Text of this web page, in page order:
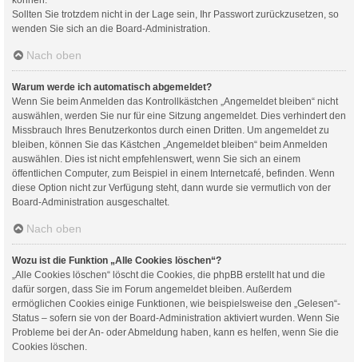
Sollten Sie trotzdem nicht in der Lage sein, Ihr Passwort zurückzusetzen, so
wenden Sie sich an die Board-Administration.
Nach oben
Warum werde ich automatisch abgemeldet?
Wenn Sie beim Anmelden das Kontrollkästchen „Angemeldet bleiben“ nicht
auswählen, werden Sie nur für eine Sitzung angemeldet. Dies verhindert den
Missbrauch Ihres Benutzerkontos durch einen Dritten. Um angemeldet zu
bleiben, können Sie das Kästchen „Angemeldet bleiben“ beim Anmelden
auswählen. Dies ist nicht empfehlenswert, wenn Sie sich an einem
öffentlichen Computer, zum Beispiel in einem Internetcafé, befinden. Wenn
diese Option nicht zur Verfügung steht, dann wurde sie vermutlich von der
Board-Administration ausgeschaltet.
Nach oben
Wozu ist die Funktion „Alle Cookies löschen“?
„Alle Cookies löschen“ löscht die Cookies, die phpBB erstellt hat und die
dafür sorgen, dass Sie im Forum angemeldet bleiben. Außerdem
ermöglichen Cookies einige Funktionen, wie beispielsweise den „Gelesen“-
Status – sofern sie von der Board-Administration aktiviert wurden. Wenn Sie
Probleme bei der An- oder Abmeldung haben, kann es helfen, wenn Sie die
Cookies löschen.